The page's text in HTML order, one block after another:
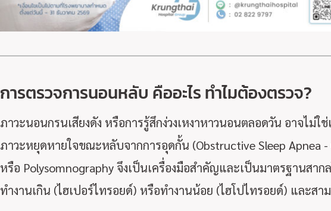
การตรวจการนอนหลับ คืออะไร ทำไมต้องตรวจ?
ภาวะนอนกรนเสียงดัง หรือการรู้สึกง่วงเหงาหาวนอนตลอดวัน อาจ
ภาวะหยุดหายใจขณะหลับจากการอุดกั้น (Obstructive Sleep Apnea
หรือ Polysomnography จึงเป็นเครื่องมือสำคัญและเป็นมาตรฐานสา
ทำงานเกิน (ไฮเปอร์ไทรอยด์) หรือทำงานน้อย (ไฮโปไทรอยด์) และสา